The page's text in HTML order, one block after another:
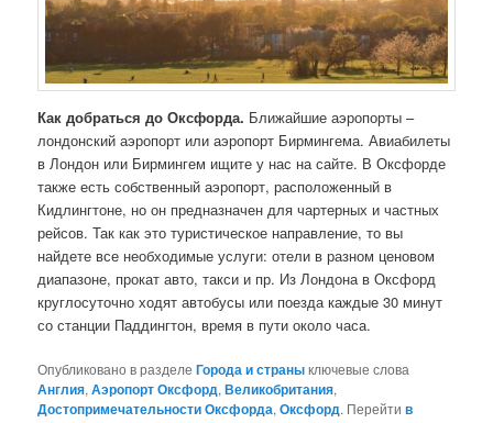
Как добраться до Оксфорда. Ближайшие аэропорты –
лондонский аэропорт или аэропорт Бирмингема. Авиабилеты
в Лондон или Бирмингем ищите у нас на сайте. В Оксфорде
также есть собственный аэропорт, расположенный в
Кидлингтоне, но он предназначен для чартерных и частных
рейсов. Так как это туристическое направление, то вы
найдете все необходимые услуги: отели в разном ценовом
диапазоне, прокат авто, такси и пр. Из Лондона в Оксфорд
круглосуточно ходят автобусы или поезда каждые 30 минут
со станции Паддингтон, время в пути около часа.
Опубликовано в разделеГорода и страныключевые слова
Англия,Аэропорт Оксфорд,Великобритания,
Достопримечательности Оксфорда,Оксфорд. Перейтив